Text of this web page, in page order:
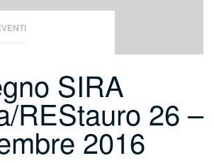
SIRA
REStauro 26 –
2016